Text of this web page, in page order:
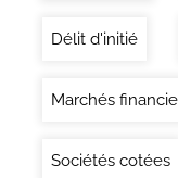
Délit d'initié
Marchés
Sociétés cotées